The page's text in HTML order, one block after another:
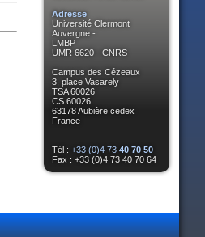
Adresse
Université Clermont
Auvergne -
LMBP
UMR 6620 - CNRS
Campus des Cézeaux
3, place Vasarely
TSA 60026
CS 60026
63178 Aubière cedex
France
Tél : +33 (0)4 73 40 70 50
Fax : +33 (0)4 73 40 70 64